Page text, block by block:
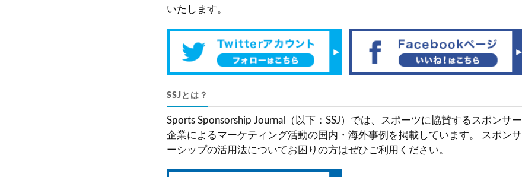
いたします。
SSJとは？
Sports Sponsorship Journal（以下：SSJ）では、スポーツに協賛するスポンサー
企業によるマーケティング活動の国内・海外事例を掲載しています。 スポンサ
ーシップの活用法についてお困りの方はぜひご利用ください。